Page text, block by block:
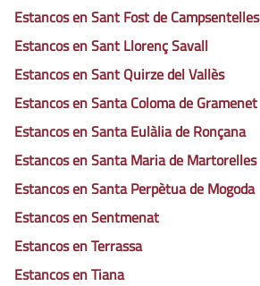
Estancos en Sant Fost de Campsentelles
Estancos en Sant Llorenç Savall
Estancos en Sant Quirze del Vallès
Estancos en Santa Coloma de Gramenet
Estancos en Santa Eulàlia de Ronçana
Estancos en Santa Maria de Martorelles
Estancos en Santa Perpètua de Mogoda
Estancos en Sentmenat
Estancos en Terrassa
Estancos en Tiana